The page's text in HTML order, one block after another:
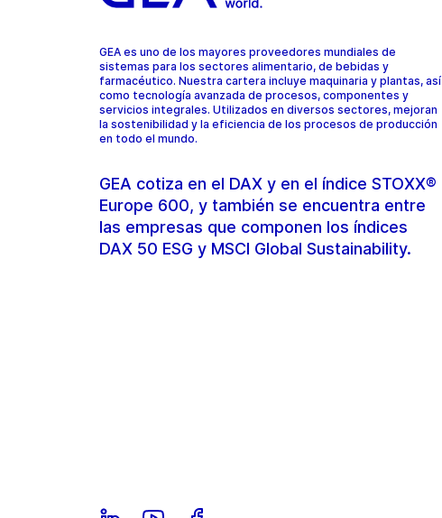
GEA es uno de los mayores proveedores mundiales de
sistemas para los sectores alimentario, de bebidas y
farmacéutico. Nuestra cartera incluye maquinaria y plantas, así
como tecnología avanzada de procesos, componentes y
servicios integrales. Utilizados en diversos sectores, mejoran
la sostenibilidad y la eficiencia de los procesos de producción
en todo el mundo.
GEA cotiza en el DAX y en el índice STOXX®
Europe 600, y también se encuentra entre
las empresas que componen los índices
DAX 50 ESG y MSCI Global Sustainability.